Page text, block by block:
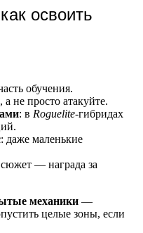
освоить
обучения.
, а не просто атакуйте.
: в Roguelite-гибридах
: даже маленькие
— награда за
механики —
целые зоны, если